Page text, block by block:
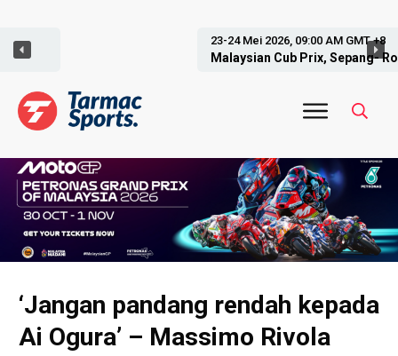
23-24 Mei 2026, 09:00 AM GMT +8
Malaysian Cub Prix, Sepang- Round 2
‘Jangan pandang rendah kepada
Ai Ogura’ – Massimo Rivola